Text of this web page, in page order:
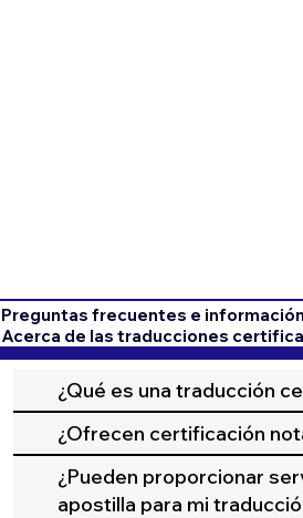
Preguntas frecuentes e
Acerca de las traducciones
¿Qué es una traducción
¿Ofrecen certificación
¿Pueden proporcionar
apostilla para mi